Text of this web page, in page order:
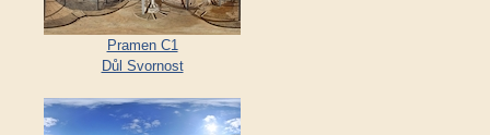
Pramen C1
Důl Svornost